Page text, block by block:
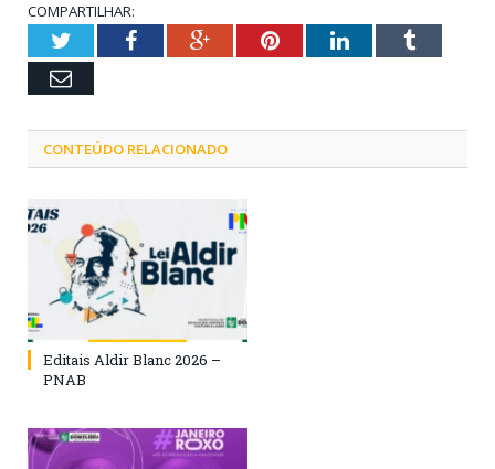
COMPARTILHAR:
TwitterFacebookGoogle+PinterestLinkedInTumblr
Email
CONTEÚDO RELACIONADO
Editais Aldir Blanc 2026 –
PNAB